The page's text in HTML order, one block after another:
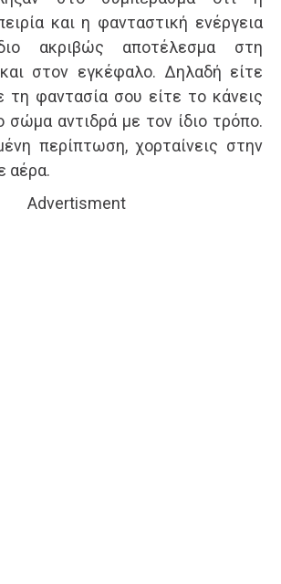
και η φανταστική ενέργεια
ακριβώς αποτέλεσμα στη
στον εγκέφαλο. Δηλαδή είτε
τη φαντασία σου είτε το κάνεις
σώμα αντιδρά με τον ίδιο τρόπο.
περίπτωση, χορταίνεις στην
αέρα.
Advertisment